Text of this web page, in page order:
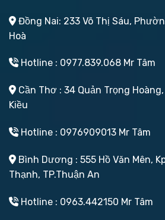
Đồng Nai: 233 Võ Thị Sáu,
Hoà
Hotline : 0977.839.068 Mr Tâm
Cần Thơ : 34 Quản Trọng
Kiều
Hotline : 0976909013 Mr Tâm
Bình Dương : 555 Hồ Văn Mên,
Thạnh, TP.Thuận An
Hotline : 0963.442150 Mr Tâm